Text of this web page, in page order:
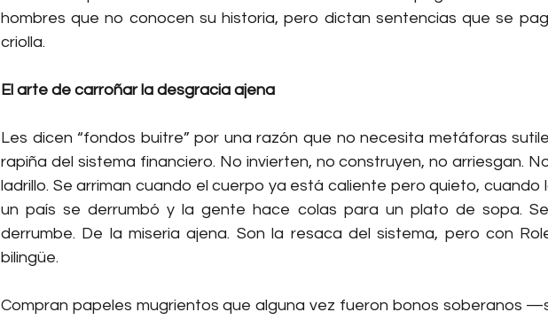
hombres que no conocen su historia, pero dictan sentencias que se
criolla.
El arte de carroñar la desgracia ajena
Les dicen “fondos buitre” por una razón que no necesita metáforas
rapiña del sistema financiero. No invierten, no construyen, no arriesgan.
ladrillo. Se arriman cuando el cuerpo ya está caliente pero quieto, cuando
un país se derrumbó y la gente hace colas para un plato de sopa.
derrumbe. De la miseria ajena. Son la resaca del sistema, pero con
bilingüe.
Compran papeles mugrientos que alguna vez fueron bonos soberanos